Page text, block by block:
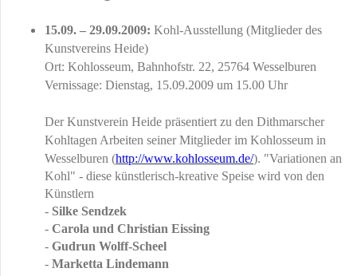
15.09. – 29.09.2009: Kohl-Ausstellung (Mitglieder des
Kunstvereins Heide)
Ort: Kohlosseum, Bahnhofstr. 22, 25764 Wesselburen
Vernissage: Dienstag, 15.09.2009 um 15.00 Uhr
Der Kunstverein Heide präsentiert zu den Dithmarscher
Kohltagen Arbeiten seiner Mitglieder im Kohlosseum in
Wesselburen (http://www.kohlosseum.de/). "Variationen an
Kohl" - diese künstlerisch-kreative Speise wird von den
Künstlern
- Silke Sendzek
- Carola und Christian Eissing
- Gudrun Wolff-Scheel
- Marketta Lindemann